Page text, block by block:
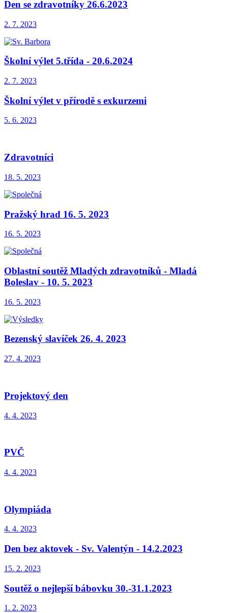
Den se zdravotníky 26.6.2023
2. 7. 2023
Školní výlet 5.třída - 20.6.2024
2. 7. 2023
Školní výlet v přírodě s exkurzemi
5. 6. 2023
Zdravotníci
18. 5. 2023
Pražský hrad 16. 5. 2023
16. 5. 2023
Oblastní soutěž Mladých zdravotníků - Mladá
Boleslav - 10. 5. 2023
16. 5. 2023
Bezenský slavíček 26. 4. 2023
27. 4. 2023
Projektový den
4. 4. 2023
PVČ
4. 4. 2023
Olympiáda
4. 4. 2023
Den bez aktovek - Sv. Valentýn - 14.2.2023
15. 2. 2023
Soutěž o nejlepší bábovku 30.-31.1.2023
1. 2. 2023